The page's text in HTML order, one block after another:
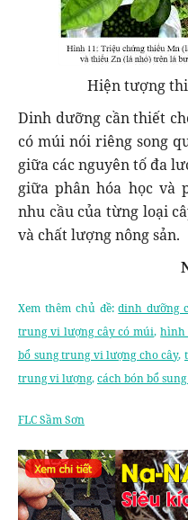
Hiện tượng
Dinh dưỡng cần thiết
có múi nói riêng song
giữa các nguyên tố đa
giữa phân hóa học và
nhu cầu của từng loại
và chất lượng nông sản.
Xem thêm chủ đề:dinh dưỡng
trung vi lượng cây có múi,hình
bổ sung trung vi lượng cho cây,
trung vi lượng,cách bón bổ
FLC Sầm Sơn